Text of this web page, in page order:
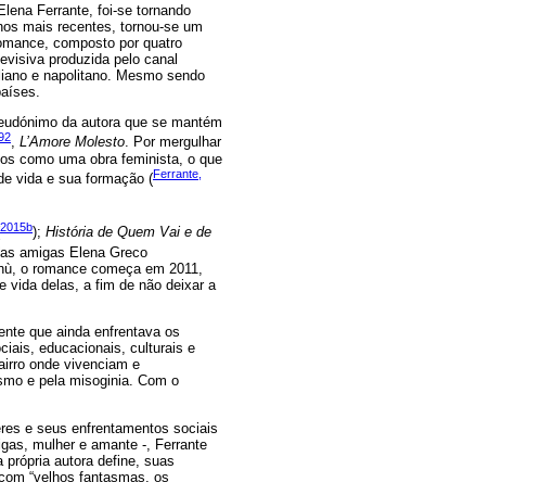
Ferrante, foi-se tornando
mais recentes, tornou-se um
composto por quatro
produzida pelo canal
e napolitano. Mesmo sendo
da autora que se mantém
, L’Amore Molesto. Por mergulhar
como uma obra feminista, o que
vida e sua formação (Ferrante,
2015b); História de Quem Vai e de
amigas Elena Greco
o romance começa em 2011,
vida delas, a fim de não deixar a
que ainda enfrentava os
educacionais, culturais e
onde vivenciam e
e pela misoginia. Com o
e seus enfrentamentos sociais
mulher e amante -, Ferrante
autora define, suas
“velhos fantasmas, os